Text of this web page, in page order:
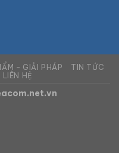
– GIẢI PHÁP
TIN TỨC
LIÊN HỆ